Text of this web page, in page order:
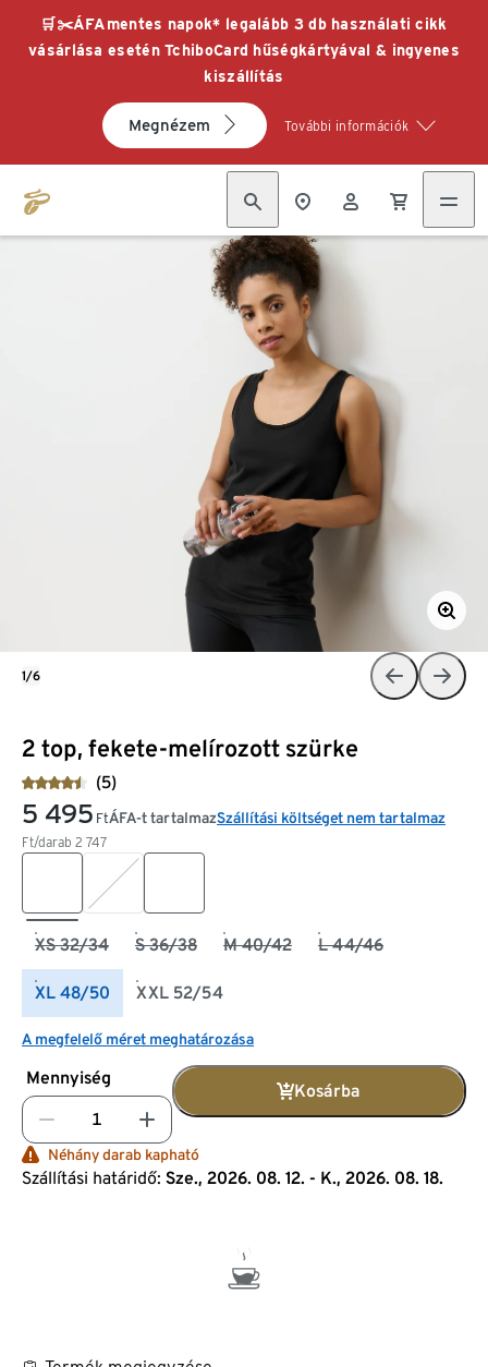
🛒✂️ÁFAmentes napok* legalább 3 db használati cikk
vásárlása esetén TchiboCard hűségkártyával & ingyenes
kiszállítás
Megnézem További információk
2 top, fekete-melírozott szürke
(5)
5 495 Ft
Ft/darab 2 747
ÁFA-t tartalmazSzállítási költséget nem tartalmaz
XS 32/34 S 36/38 M 40/42 L 44/46
XL 48/50 XXL 52/54
A megfelelő méret meghatározása
Mennyiség
Kosárba
Néhány darab kapható
Szállítási határidő: Sze., 2026. 08. 12. - K., 2026. 08. 18.
1/6